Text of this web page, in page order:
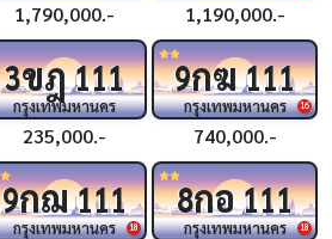
1,790,000.- 1,190,000.-
3ขฎ111
กรุงเทพมหานคร
235,000.-
16
9กฆ111
กรุงเทพมหานคร
740,000.-
18
9กฌ111
กรุงเทพมหานคร 18
8กอ111
กรุงเทพมหานคร